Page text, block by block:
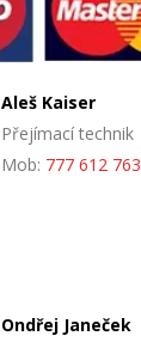
Aleš Kaiser
Přejímací technik
Mob: 777 612 763
Ondřej Janeček